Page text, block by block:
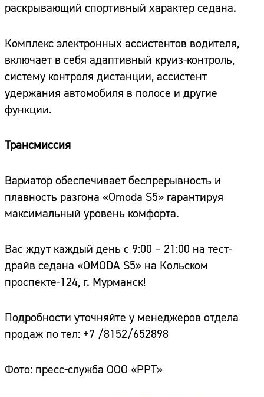
раскрывающий спортивный характер седана.
Комплекс электронных ассистентов водителя,
включает в себя адаптивный круиз-контроль,
систему контроля дистанции, ассистент
удержания автомобиля в полосе и другие
функции.
Трансмиссия
Вариатор обеспечивает беспрерывность и
плавность разгона «Omoda S5» гарантируя
максимальный уровень комфорта.
Вас ждут каждый день с 9:00 – 21:00 на тест-
драйв седана «OMODA S5» на Кольском
проспекте-124, г. Мурманск!
Подробности уточняйте у менеджеров отдела
продаж по тел: +7 /8152/652898
Фото: пресс-служба ООО «РРТ»